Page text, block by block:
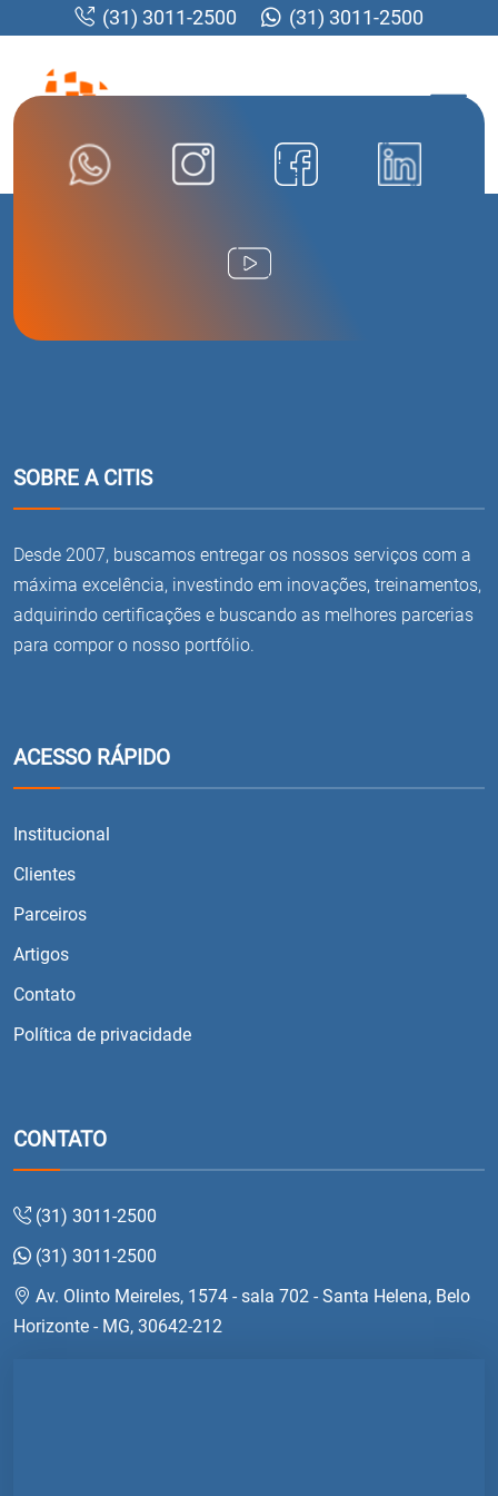
(31) 3011-2500 (31) 3011-2500
SOBRE A CITIS
Desde 2007, buscamos entregar os nossos serviços com a
máxima excelência, investindo em inovações, treinamentos,
adquirindo certificações e buscando as melhores parcerias
para compor o nosso portfólio.
ACESSO RÁPIDO
Institucional
Clientes
Parceiros
Artigos
Contato
Política de privacidade
CONTATO
(31) 3011-2500
(31) 3011-2500
Av. Olinto Meireles, 1574 - sala 702 - Santa Helena, Belo
Horizonte - MG, 30642-212